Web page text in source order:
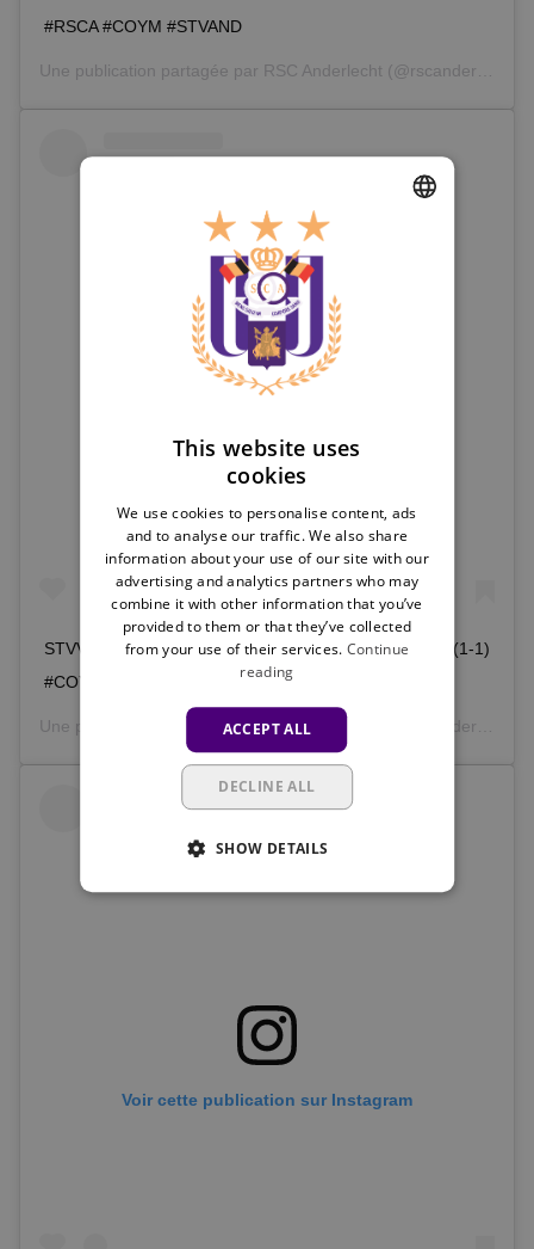
#RSCA #COYM #STVAND
Une publication partagée par RSC Anderlecht (@rscanderlecht) le
Voir cette publication sur Instagram
STVV 1-1 #RSCA @ HALF-TIME ⚽️ Goal: Ivan Santini (1-1)
#COYM #STVAND
Une publication partagée parRSC Anderlecht (@rscanderlecht) le
Voir cette publication sur Instagram
This website uses
cookies
We use cookies to personalise content, ads
and to analyse our traffic. We also share
information about your use of our site with our
advertising and analytics partners who may
combine it with other information that you’ve
provided to them or that they’ve collected
from your use of their services. Continue
reading
ACCEPT ALL
DECLINE ALL
SHOW DETAILS